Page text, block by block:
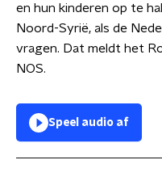
en hun kinderen op te
Noord-Syrië, als de
vragen. Dat meldt het
NOS.
Speel audio af